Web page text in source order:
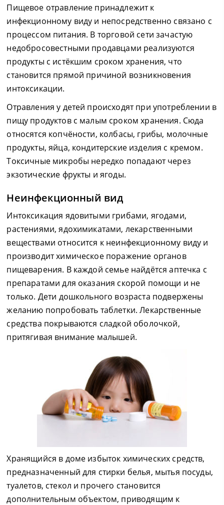
Пищевое отравление принадлежит к
инфекционному виду и непосредственно связано с
процессом питания. В торговой сети зачастую
недобросовестными продавцами реализуются
продукты с истёкшим сроком хранения, что
становится прямой причиной возникновения
интоксикации.
Отравления у детей происходят при употреблении в
пищу продуктов с малым сроком хранения. Сюда
относятся копчёности, колбасы, грибы, молочные
продукты, яйца, кондитерские изделия с кремом.
Токсичные микробы нередко попадают через
экзотические фрукты и ягоды.
Неинфекционный вид
Интоксикация ядовитыми грибами, ягодами,
растениями, ядохимикатами, лекарственными
веществами относится к неинфекционному виду и
производит химическое поражение органов
пищеварения. В каждой семье найдётся аптечка с
препаратами для оказания скорой помощи и не
только. Дети дошкольного возраста подвержены
желанию попробовать таблетки. Лекарственные
средства покрываются сладкой оболочкой,
притягивая внимание малышей.
Хранящийся в доме избыток химических средств,
предназначенный для стирки белья, мытья посуды,
туалетов, стекол и прочего становится
дополнительным объектом, приводящим к